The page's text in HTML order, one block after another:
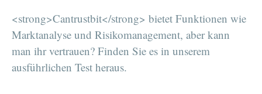
<strong>Cantrustbit</strong> bietet Funktionen wie
Marktanalyse und Risikomanagement, aber kann
man ihr vertrauen? Finden Sie es in unserem
ausführlichen Test heraus.